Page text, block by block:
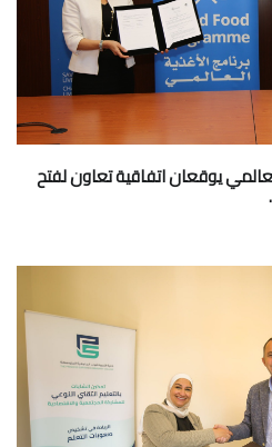
يوقعان اتفاقية تعاون لفتح